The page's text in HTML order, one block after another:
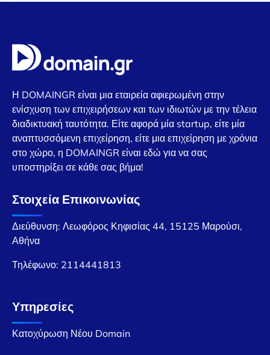
Η DOMAINGR είναι μια εταιρεία αφιερωμένη στην
ενίσχυση των επιχειρήσεων και των ιδιωτών με την τέλεια
διαδικτυακή ταυτότητα. Είτε αφορά μία startup, είτε μία
αναπτυσσόμενη επιχείρηση, είτε μια επιχείρηση με χρόνια
στο χώρο, η DOMAINGR είναι εδώ για να σας
υποστηρίξει σε κάθε σας βήμα!
Στοιχεία Επικοινωνίας
Διεύθυνση: Λεωφόρος Κηφισίας 44, 15125 Μαρούσι,
Αθήνα
Τηλέφωνο: 2114441813
Υπηρεσίες
Κατοχύρωση Νέου Domain